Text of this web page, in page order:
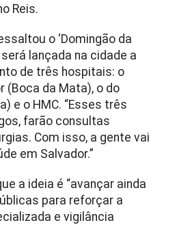
Reis.
o ‘Domingão da
lançada na cidade a
de três hospitais: o
(Boca da Mata), o do
e o HMC. “Esses três
farão consultas
Com isso, a gente vai
em Salvador.”
a ideia é “avançar ainda
para reforçar a
e vigilância